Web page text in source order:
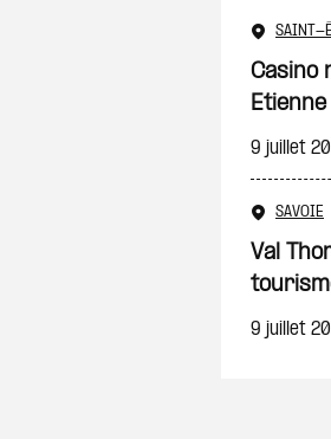
SAINT-
Casino
Etienne
9 juillet
SAVOIE
Val
9 juillet